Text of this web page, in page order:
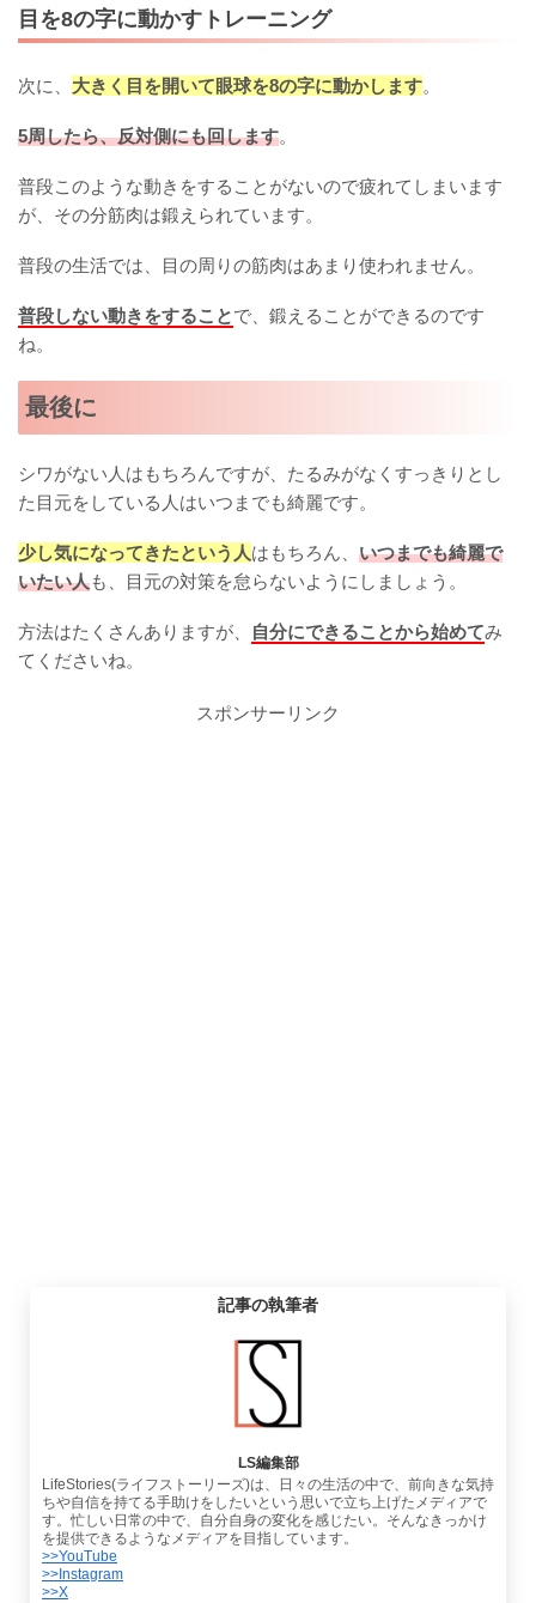
目を8の字に動かすトレーニング
次に、 大きく目を開いて眼球を8の字に動かします。
5周したら、反対側にも回します。
普段このような動きをすることがないので疲れてしまいます
が、その分筋肉は鍛えられています。
普段の生活では、目の周りの筋肉はあまり使われません。
普段しない動きをすることで、鍛えることができるのです
ね。
最後に
シワがない人はもちろんですが、たるみがなくすっきりとし
た目元をしている人はいつまでも綺麗です。
少し気になってきたという人はもちろん、 いつまでも綺麗で
いたい人も、目元の対策を怠らないようにしましょう。
方法はたくさんありますが、 自分にできることから始めてみ
てくださいね。
スポンサーリンク
記事の執筆者
LS編集部
LifeStories(ライフストーリーズ)は、日々の生活の中で、前向きな気持
ちや自信を持てる手助けをしたいという思いで立ち上げたメディアで
す。忙しい日常の中で、自分自身の変化を感じたい。そんなきっかけ
を提供できるようなメディアを目指しています。
>>YouTube
>>Instagram
>>X